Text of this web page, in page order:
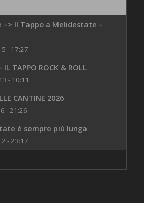
–> Il Tappo a Melidestate –
- 17:27
IL TAPPO ROCK & ROLL
- 10:11
CANTINE 2026
- 21:26
è sempre più lunga
- 23:17